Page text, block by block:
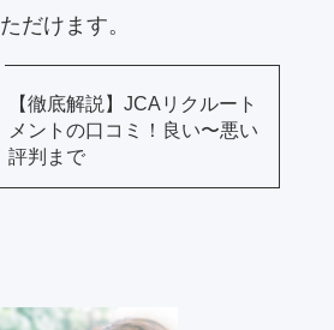
ただけます。
【徹底解説】JCAリクルート
メントの口コミ！良い〜悪い
評判まで